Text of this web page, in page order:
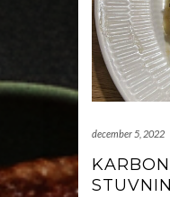
december 5, 2022